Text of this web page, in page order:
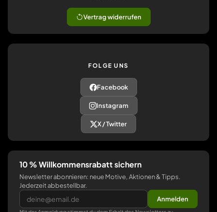
Vertrag widerrufen
FOLGE UNS
Facebook
Instagram
X / Twitter
10 % Willkommensrabatt sichern
Newsletter abonnieren: neue Motive, Aktionen & Tipps.
Jederzeit abbestellbar.
Anmelden